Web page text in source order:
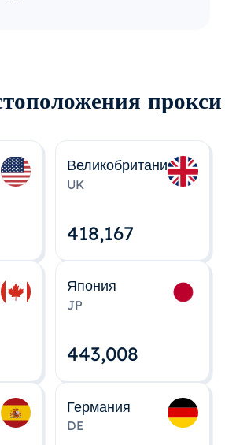
прокси
Великобритания
UK
418,167
Япония
JP
443,008
Германия
DE